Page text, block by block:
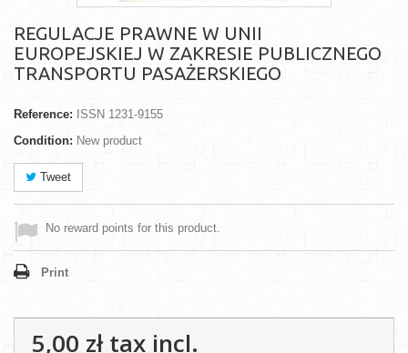
REGULACJE PRAWNE W UNII
EUROPEJSKIEJ W ZAKRESIE PUBLICZNEGO
TRANSPORTU PASAŻERSKIEGO
Reference: ISSN 1231-9155
Condition: New product
Tweet
No reward points for this product.
Print
5,00 złtax incl.